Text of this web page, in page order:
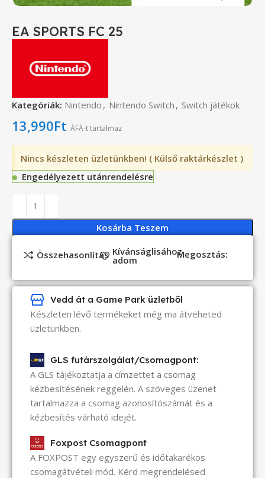
EA SPORTS FC 25
Kategóriák: Nintendo , Nintendo Switch , Switch játékok
13,990Ft ÁFÁ-t tartalmaz
Nincs készleten üzletünkben! ( Külső raktárkészlet )
Engedélyezett utánrendelésre
Kosárba Teszem
Összehasonlítás Kívánságlisához
adom Megosztás:
Vedd át a Game Park üzletből
Készleten lévő termékeket még ma átveheted
üzletünkben.
GLS futárszolgálat/Csomagpont:
A GLS tájékoztatja a címzettet a csomag
kézbesítésének reggelén. A szöveges üzenet
tartalmazza a csomag azonosítószámát és a
kézbesítés várható idejét.
Foxpost Csomagpont
A FOXPOST egy egyszerű és időtakarékos
csomagátvételi mód. Kérd megrendelésed